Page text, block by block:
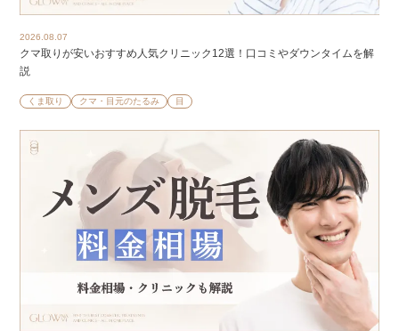
2026.08.07
クマ取りが安いおすすめ人気クリニック12選！口コミやダウンタイムを解
説
くま取り クマ・目元のたるみ 目